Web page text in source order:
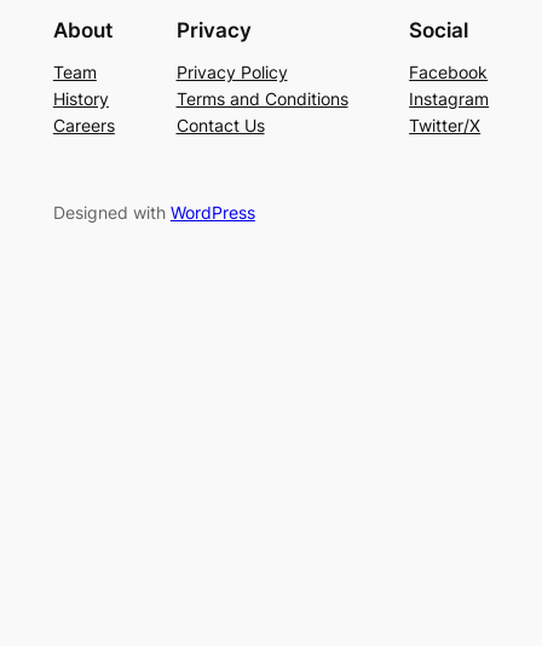
About
Team
History
Careers
Privacy
Privacy Policy
Terms and Conditions
Contact Us
Social
Facebook
Instagram
Twitter/X
Designed with WordPress